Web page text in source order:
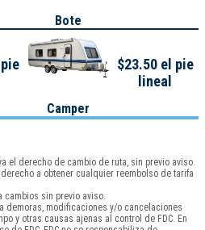
Bote
Camper
$23.50 el pie
lineal
el derecho de cambio de ruta, sin previo aviso.
a obtener cualquier reembolso de tarifa
cambios sin previo aviso.
demoras, modificaciones y/o cancelaciones
y otras causas ajenas al control de FDC. En